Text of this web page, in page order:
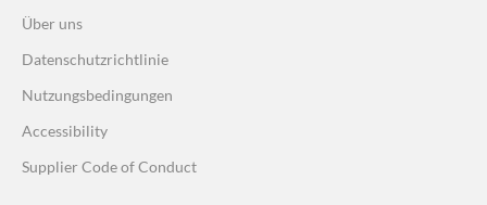
Über uns
Datenschutzrichtlinie
Nutzungsbedingungen
Accessibility
Supplier Code of Conduct